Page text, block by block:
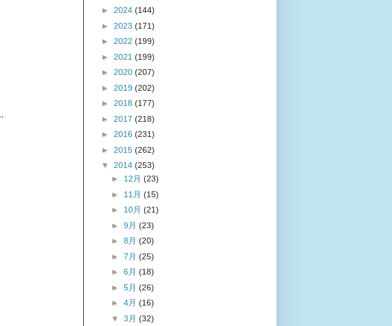
► 2024 (144)
► 2023 (171)
► 2022 (199)
► 2021 (199)
► 2020 (207)
► 2019 (202)
► 2018 (177)
► 2017 (218)
► 2016 (231)
► 2015 (262)
▼ 2014 (253)
► 12月 (23)
► 11月 (15)
► 10月 (21)
► 9月 (23)
► 8月 (20)
► 7月 (25)
► 6月 (18)
► 5月 (26)
► 4月 (16)
▼ 3月 (32)